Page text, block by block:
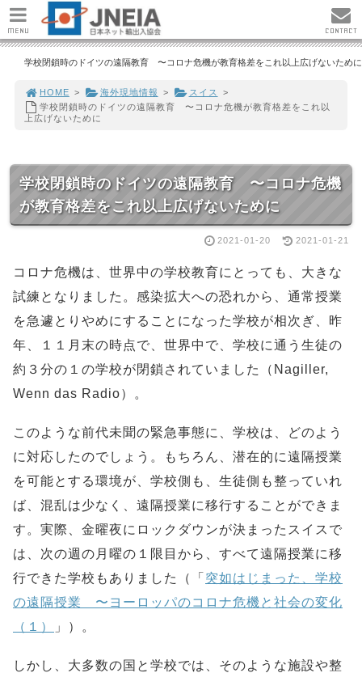
学校閉鎖時のドイツの遠隔教育 〜コロナ危機が教育格差をこれ以上広げないために
HOME > 海外現地情報 > スイス
>
学校閉鎖時のドイツの遠隔教育 〜コロナ危機が教育格差をこれ以
上広げないために
学校閉鎖時のドイツの遠隔教育 〜コロナ危機
が教育格差をこれ以上広げないために
2021-01-20 2021-01-21
コロナ危機は、世界中の学校教育にとっても、大きな
試練となりました。感染拡大への恐れから、通常授業
を急遽とりやめにすることになった学校が相次ぎ、昨
年、１１月末の時点で、世界中で、学校に通う生徒の
約３分の１の学校が閉鎖されていました（Nagiller,
Wenn das Radio）。
このような前代未聞の緊急事態に、学校は、どのよう
に対応したのでしょう。もちろん、潜在的に遠隔授業
を可能とする環境が、学校側も、生徒側も整っていれ
ば、混乱は少なく、遠隔授業に移行することができま
す。実際、金曜夜にロックダウンが決まったスイスで
は、次の週の月曜の１限目から、すべて遠隔授業に移
行できた学校もありました（「 突如はじまった、学校
の遠隔授業 〜ヨーロッパのコロナ危機と社会の変化
（１）
」）。
しかし、大多数の国と学校では、そのような施設や整
MENU CONTACT